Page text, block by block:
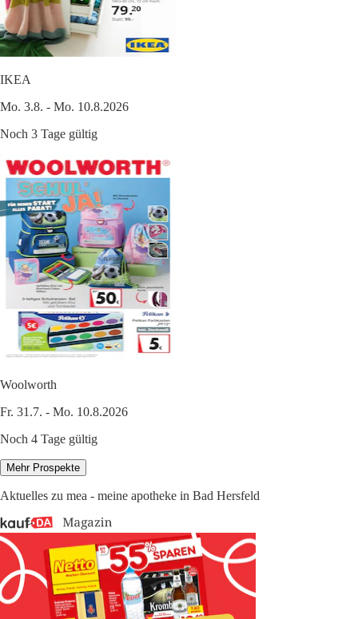
IKEA
Mo. 3.8. - Mo. 10.8.2026
Noch 3 Tage gültig
Woolworth
Fr. 31.7. - Mo. 10.8.2026
Noch 4 Tage gültig
Mehr Prospekte
Aktuelles zu mea - meine apotheke in Bad Hersfeld